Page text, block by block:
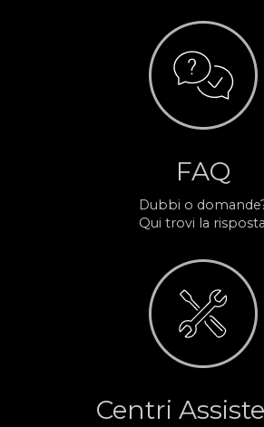
FAQ
Dubbi o
Qui trovi la
Centri